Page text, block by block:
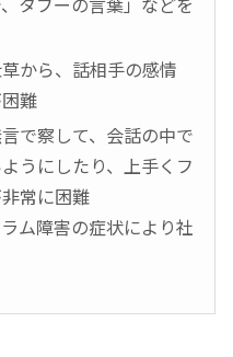
から、話相手の感情
難
で察して、会話の中で
うにしたり、上手くフ
常に困難
ム障害の症状により社